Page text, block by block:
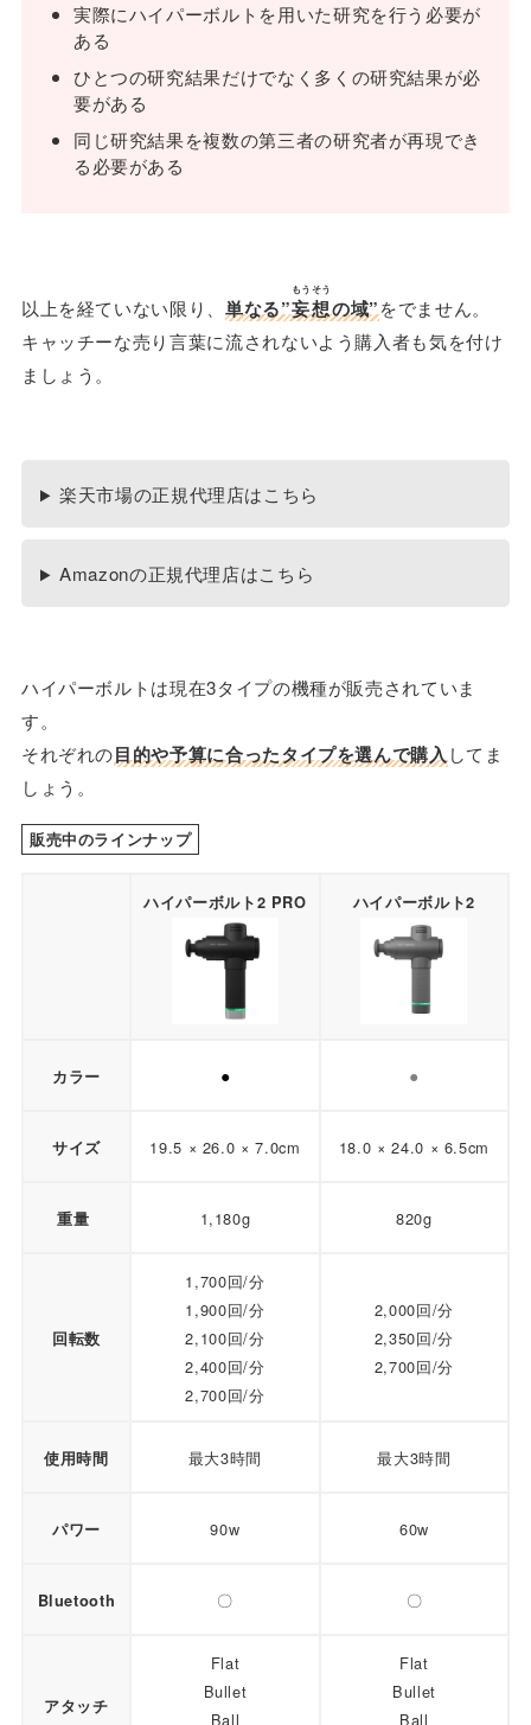
実際にハイパーボルトを用いた研究を行う必要が
ある
ひとつの研究結果だけでなく多くの研究結果が必
要がある
同じ研究結果を複数の第三者の研究者が再現でき
る必要がある
以上を経ていない限り、 単なる”妄想
もうそう
の域”をでません。
キャッチーな売り言葉に流されないよう購入者も気を付け
ましょう。
楽天市場の正規代理店はこちら
Amazonの正規代理店はこちら
ハイパーボルトは現在3タイプの機種が販売されていま
す。
それぞれの目的や予算に合ったタイプを選んで購入してま
しょう。
販売中のラインナップ
ハイパーボルト2 PRO ハイパーボルト2
カラー ● ●
サイズ 19.5 × 26.0 × 7.0cm 18.0 × 24.0 × 6.5cm
重量 1,180g 820g
回転数
1,700回/分
1,900回/分
2,100回/分
2,400回/分
2,700回/分
2,000回/分
2,350回/分
2,700回/分
使用時間 最大3時間 最大3時間
パワー 90w 60w
Bluetooth 〇 〇
アタッチ
Flat
Bullet
Ball
Flat
Bullet
Ball